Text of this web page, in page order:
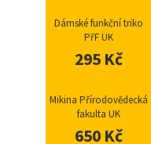
Dámské funkční triko
PřF UK
295 Kč
Mikina Přírodovědecká
fakulta UK
650 Kč